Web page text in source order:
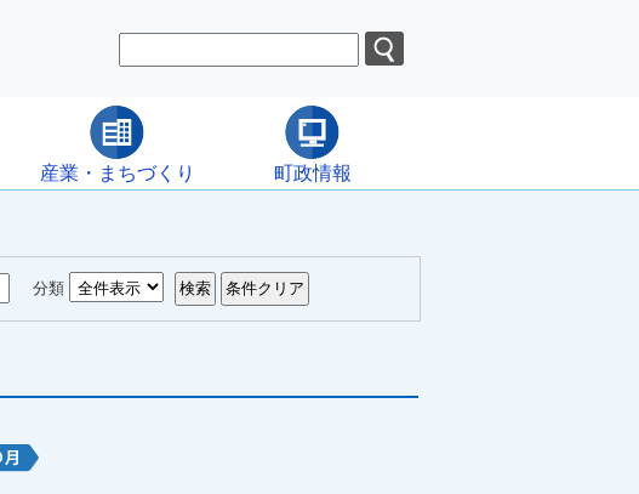
産業・まちづくり 町政情報
分類